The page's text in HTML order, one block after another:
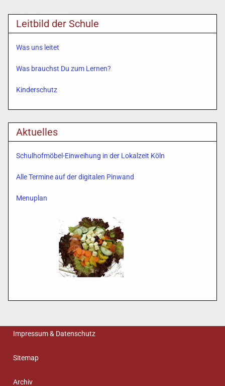
Leitbild der Schule
Was uns leitet
Was brauchst Du zum Lernen?
Kinderschutz
Aktuelles
Schulhofmöbel-Einweihung in der Lokalzeit Köln
Alle Termine auf der digitalen Pinwand
Menuplan
Impressum & Datenschutz
Sitemap
Archiv